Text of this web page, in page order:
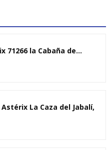
71266 la Cabaña de...
Astérix La Caza del Jabalí,